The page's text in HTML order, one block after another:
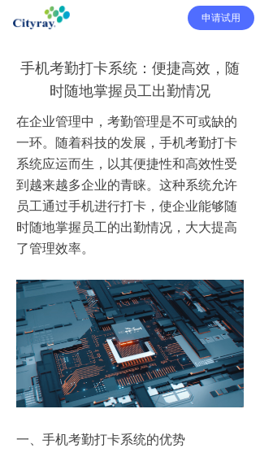
申请试用
手机考勤打卡系统：便捷高效，随
时随地掌握员工出勤情况
在企业管理中，考勤管理是不可或缺的
一环。随着科技的发展，手机考勤打卡
系统应运而生，以其便捷性和高效性受
到越来越多企业的青睐。这种系统允许
员工通过手机进行打卡，使企业能够随
时随地掌握员工的出勤情况，大大提高
了管理效率。
一、手机考勤打卡系统的优势